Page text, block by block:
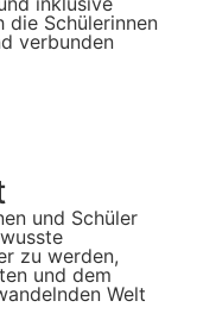
die Schülerinnen
verbunden
und Schüler
zu werden,
und dem
Welt